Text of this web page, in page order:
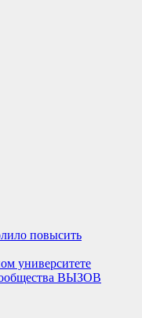
повысить
университете
ВЫЗОВ